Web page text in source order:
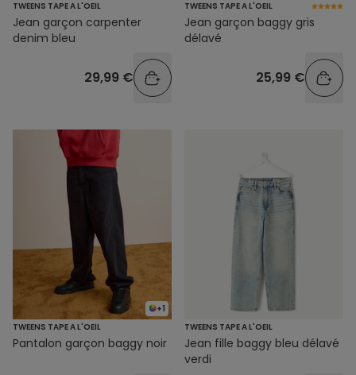
TWEENS TAPE A L'OEIL
Jean garçon carpenter
denim bleu
29,99 €
TWEENS TAPE A L'OEIL
Jean garçon baggy gris
délavé
25,99 €
+1
TWEENS TAPE A L'OEIL
Pantalon garçon baggy noir
TWEENS TAPE A L'OEIL
Jean fille baggy bleu délavé
verdi